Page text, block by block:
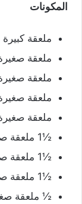
المكونات
ملعقة
ملعقة
ملعقة
ملعقة
ملعقة
½1 ملعقة صغيرة كمون.
½1 ملعقة صغيرة قشر ليمون مبشور.
½1 ملعقة صغيرة قرفة.
½ ملعقة